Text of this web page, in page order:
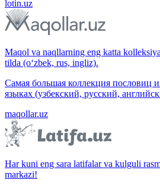
lotin.uz
Maqol va naqllarning eng katta
tilda (o‘zbek, rus, ingliz).
Самая большая коллекция пословиц
языках (узбекский, русский,
maqollar.uz
Har kuni eng sara latifalar va kulguli
markazi!